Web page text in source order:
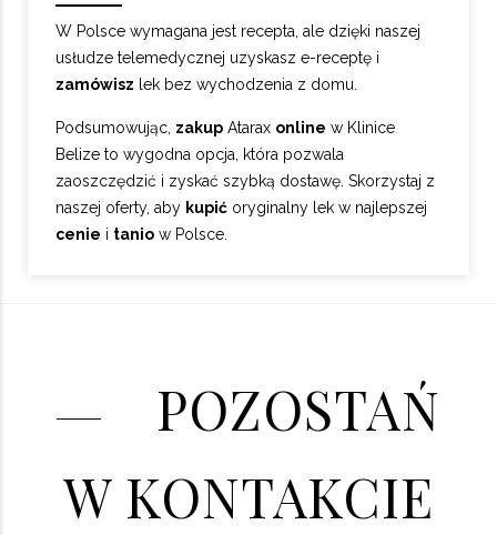
W Polsce wymagana jest recepta, ale dzięki naszej
usłudze telemedycznej uzyskasz e-receptę i
zamówisz lek bez wychodzenia z domu.
Podsumowując, zakup Atarax online w Klinice
Belize to wygodna opcja, która pozwala
zaoszczędzić i zyskać szybką dostawę. Skorzystaj z
naszej oferty, aby kupić oryginalny lek w najlepszej
cenie i tanio w Polsce.
POZOSTAŃ
W KONTAKCIE